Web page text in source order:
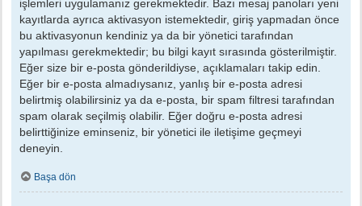
işlemleri uygulamanız gerekmektedir. Bazı mesaj panoları yeni
kayıtlarda ayrıca aktivasyon istemektedir, giriş yapmadan önce
bu aktivasyonun kendiniz ya da bir yönetici tarafından
yapılması gerekmektedir; bu bilgi kayıt sırasında gösterilmiştir.
Eğer size bir e-posta gönderildiyse, açıklamaları takip edin.
Eğer bir e-posta almadıysanız, yanlış bir e-posta adresi
belirtmiş olabilirsiniz ya da e-posta, bir spam filtresi tarafından
spam olarak seçilmiş olabilir. Eğer doğru e-posta adresi
belirttiğinize eminseniz, bir yönetici ile iletişime geçmeyi
deneyin.
Başa dön